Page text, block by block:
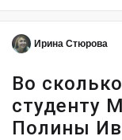
Ирина Стюрова
Во
студенту
Полины